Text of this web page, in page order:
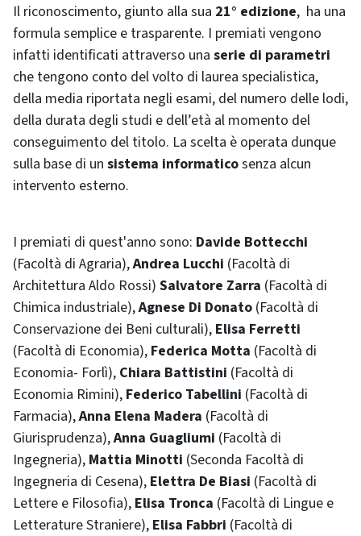
Il riconoscimento, giunto alla sua 21° edizione, ha una
formula semplice e trasparente. I premiati vengono
infatti identificati attraverso una serie di parametri
che tengono conto del volto di laurea specialistica,
della media riportata negli esami, del numero delle lodi,
della durata degli studi e dell’età al momento del
conseguimento del titolo. La scelta è operata dunque
sulla base di un sistema informaticosenza alcun
intervento esterno.
I premiati di quest'anno sono: Davide Bottecchi
(Facoltà di Agraria),Andrea Lucchi (Facoltà di
Architettura Aldo Rossi) Salvatore Zarra (Facoltà di
Chimica industriale),Agnese Di Donato (Facoltà di
Conservazione dei Beni culturali), Elisa Ferretti
(Facoltà di Economia), Federica Motta (Facoltà di
Economia- Forlì), Chiara Battistini (Facoltà di
Economia Rimini), Federico Tabellini (Facoltà di
Farmacia),Anna Elena Madera (Facoltà di
Giurisprudenza),Anna Guagliumi (Facoltà di
Ingegneria), Mattia Minotti (Seconda Facoltà di
Ingegneria di Cesena), Elettra De Biasi (Facoltà di
Lettere e Filosofia), Elisa Tronca (Facoltà di Lingue e
Letterature Straniere), Elisa Fabbri (Facoltà di